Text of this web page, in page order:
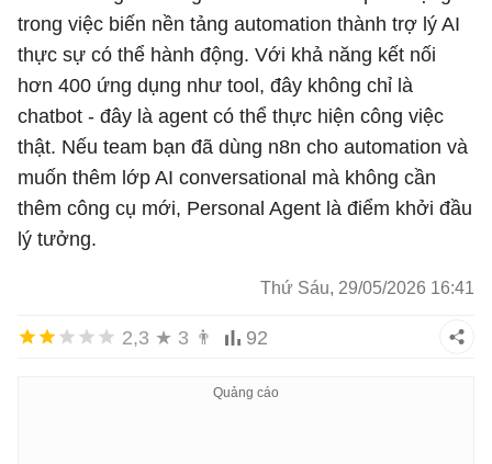
trong việc biến nền tảng automation thành trợ lý AI
thực sự có thể hành động. Với khả năng kết nối
hơn 400 ứng dụng như tool, đây không chỉ là
chatbot - đây là agent có thể thực hiện công việc
thật. Nếu team bạn đã dùng n8n cho automation và
muốn thêm lớp AI conversational mà không cần
thêm công cụ mới, Personal Agent là điểm khởi đầu
lý tưởng.
Thứ Sáu, 29/05/2026 16:41
2,3 ★ 3 👨 92